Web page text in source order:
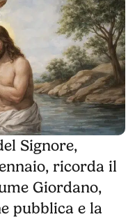
Signore,
ricorda il
Giordano,
pubblica e la